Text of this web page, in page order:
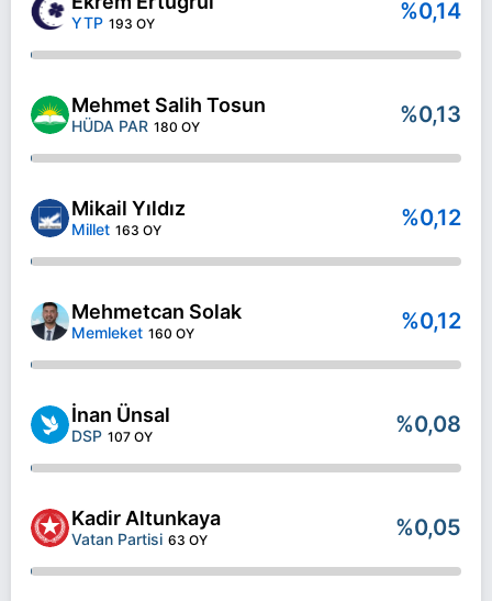
YTP 193 OY %0,14
Mehmet Salih Tosun
HÜDA PAR 180 OY %0,13
Mikail Yıldız
Millet 163 OY %0,12
Mehmetcan Solak
Memleket 160 OY %0,12
İnan Ünsal
DSP 107 OY %0,08
Kadir Altunkaya
Vatan Partisi 63 OY %0,05